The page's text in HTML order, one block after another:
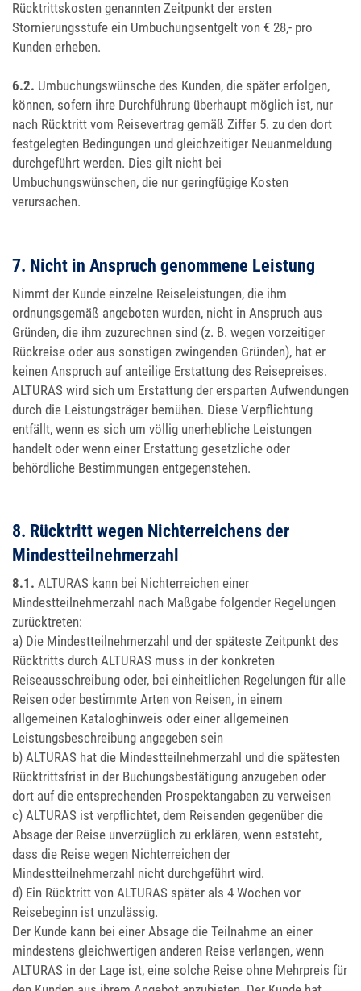
Rücktrittskosten genannten Zeitpunkt der ersten
Stornierungsstufe ein Umbuchungsentgelt von € 28,- pro
Kunden erheben.
6.2. Umbuchungswünsche des Kunden, die später erfolgen,
können, sofern ihre Durchführung überhaupt möglich ist, nur
nach Rücktritt vom Reisevertrag gemäß Ziffer 5. zu den dort
festgelegten Bedingungen und gleichzeitiger Neuanmeldung
durchgeführt werden. Dies gilt nicht bei
Umbuchungswünschen, die nur geringfügige Kosten
verursachen.
7. Nicht in Anspruch genommene Leistung
Nimmt der Kunde einzelne Reiseleistungen, die ihm
ordnungsgemäß angeboten wurden, nicht in Anspruch aus
Gründen, die ihm zuzurechnen sind (z. B. wegen vorzeitiger
Rückreise oder aus sonstigen zwingenden Gründen), hat er
keinen Anspruch auf anteilige Erstattung des Reisepreises.
ALTURAS wird sich um Erstattung der ersparten Aufwendungen
durch die Leistungsträger bemühen. Diese Verpflichtung
entfällt, wenn es sich um völlig unerhebliche Leistungen
handelt oder wenn einer Erstattung gesetzliche oder
behördliche Bestimmungen entgegenstehen.
8. Rücktritt wegen Nichterreichens der
Mindestteilnehmerzahl
8.1. ALTURAS kann bei Nichterreichen einer
Mindestteilnehmerzahl nach Maßgabe folgender Regelungen
zurücktreten:
a) Die Mindestteilnehmerzahl und der späteste Zeitpunkt des
Rücktritts durch ALTURAS muss in der konkreten
Reiseausschreibung oder, bei einheitlichen Regelungen für alle
Reisen oder bestimmte Arten von Reisen, in einem
allgemeinen Kataloghinweis oder einer allgemeinen
Leistungsbeschreibung angegeben sein
b) ALTURAS hat die Mindestteilnehmerzahl und die spätesten
Rücktrittsfrist in der Buchungsbestätigung anzugeben oder
dort auf die entsprechenden Prospektangaben zu verweisen
c) ALTURAS ist verpflichtet, dem Reisenden gegenüber die
Absage der Reise unverzüglich zu erklären, wenn eststeht,
dass die Reise wegen Nichterreichen der
Mindestteilnehmerzahl nicht durchgeführt wird.
d) Ein Rücktritt von ALTURAS später als 4 Wochen vor
Reisebeginn ist unzulässig.
Der Kunde kann bei einer Absage die Teilnahme an einer
mindestens gleichwertigen anderen Reise verlangen, wenn
ALTURAS in der Lage ist, eine solche Reise ohne Mehrpreis für